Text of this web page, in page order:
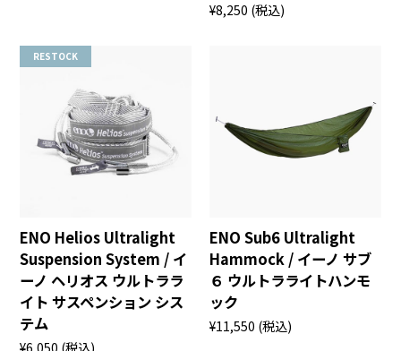
¥8,250 (税込)
RESTOCK
ENO Helios Ultralight
Suspension System / イ
ーノ ヘリオス ウルトララ
イト サスペンション シス
テム
¥6,050 (税込)
ENO Sub6 Ultralight
Hammock / イーノ サブ
６ ウルトラライトハンモ
ック
¥11,550 (税込)